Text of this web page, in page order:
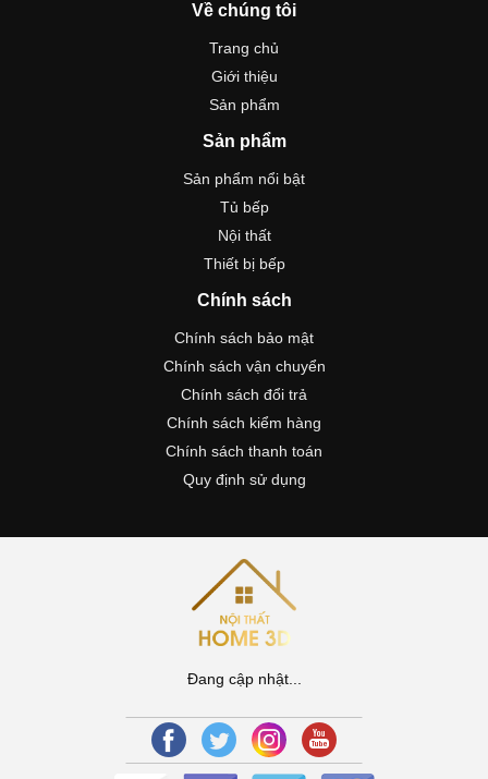
Về chúng tôi
Trang chủ
Giới thiệu
Sản phẩm
Sản phẩm
Sản phẩm nổi bật
Tủ bếp
Nội thất
Thiết bị bếp
Chính sách
Chính sách bảo mật
Chính sách vận chuyển
Chính sách đổi trả
Chính sách kiểm hàng
Chính sách thanh toán
Quy định sử dụng
Đang cập nhật...